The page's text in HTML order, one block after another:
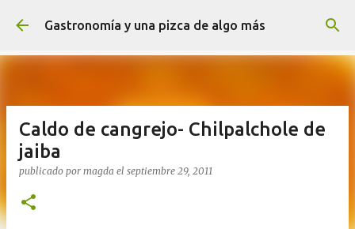
Ir al contenido principal
Gastronomía y una pizca de algo más
Caldo de cangrejo- Chilpalchole de
jaiba
publicado por magda el septiembre 29, 2011